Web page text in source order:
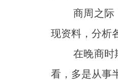
商周之际，
现资料，分析
在晚商时期
看，多是从事